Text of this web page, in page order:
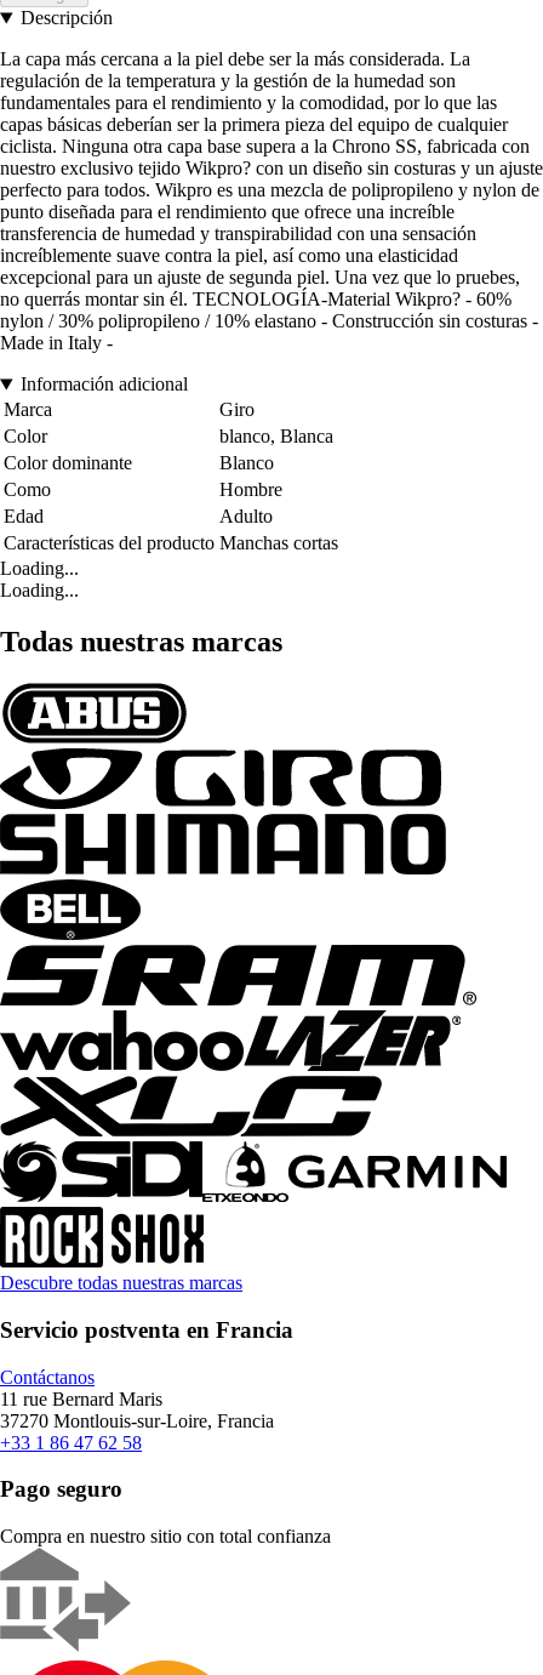
Descripción
La capa más cercana a la piel debe ser la más considerada. La
regulación de la temperatura y la gestión de la humedad son
fundamentales para el rendimiento y la comodidad, por lo que las
capas básicas deberían ser la primera pieza del equipo de cualquier
ciclista. Ninguna otra capa base supera a la Chrono SS, fabricada con
nuestro exclusivo tejido Wikpro? con un diseño sin costuras y un ajuste
perfecto para todos. Wikpro es una mezcla de polipropileno y nylon de
punto diseñada para el rendimiento que ofrece una increíble
transferencia de humedad y transpirabilidad con una sensación
increíblemente suave contra la piel, así como una elasticidad
excepcional para un ajuste de segunda piel. Una vez que lo pruebes,
no querrás montar sin él. TECNOLOGÍA-Material Wikpro? - 60%
nylon / 30% polipropileno / 10% elastano - Construcción sin costuras -
Made in Italy -
Información adicional
Marca
Giro
Color
blanco, Blanca
Color dominante
Blanco
Como
Hombre
Edad
Adulto
Características del producto Manchas cortas
Loading...
Loading...
Todas nuestras marcas
Descubre todas nuestras marcas
Servicio postventa en Francia
Contáctanos
11 rue Bernard Maris
37270 Montlouis-sur-Loire, Francia
+33 1 86 47 62 58
Pago seguro
Compra en nuestro sitio con total confianza